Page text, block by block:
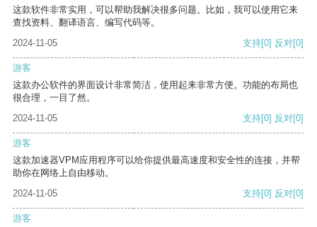
这款软件非常实用，可以帮助我解决很多问题。比如，我可以使用它来
查找资料、翻译语言、编写代码等。
2024-11-05
支持[0] 反对[0]
游客
这款办公软件的界面设计非常简洁，使用起来非常方便。功能的布局也
很合理，一目了然。
2024-11-05
支持[0] 反对[0]
游客
这款加速器VPM应用程序可以给你提供最高速度和安全性的连接，并帮
助你在网络上自由移动。
2024-11-05
支持[0] 反对[0]
游客